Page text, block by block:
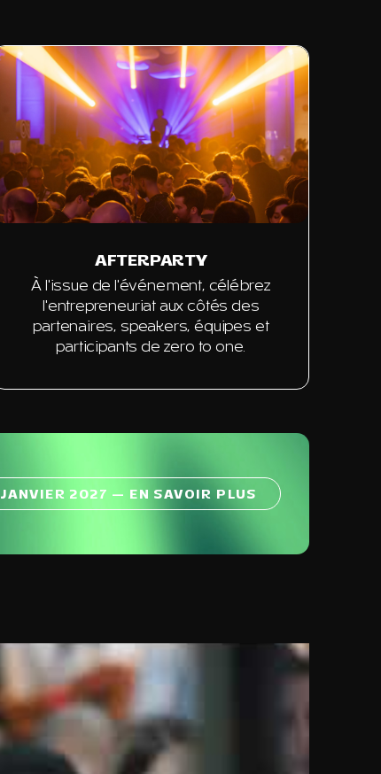
AFTERPARTY
À l'issue de l'événement, célébrez
l'entrepreneuriat aux côtés des
partenaires, speakers, équipes et
participants de zero to one.
JANVIER 2027 — EN SAVOIR PLUS